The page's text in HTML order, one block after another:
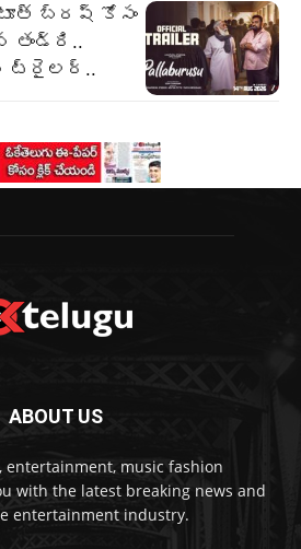
టూత్ బ్రష్ కోసం
తండ్రి..
ట్రైలర్..
ABOUT US
entertainment, music fashion
with the latest breaking news and
entertainment industry.